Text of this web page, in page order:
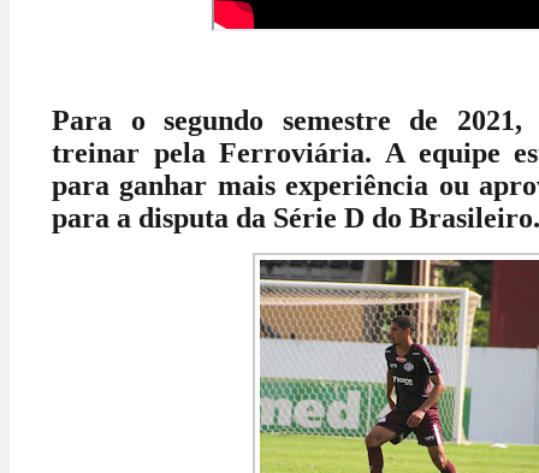
Para o segundo semestre de
treinar pela Ferroviária. A equipe
para ganhar mais experiência ou
para a disputa da Série D do Brasileiro.